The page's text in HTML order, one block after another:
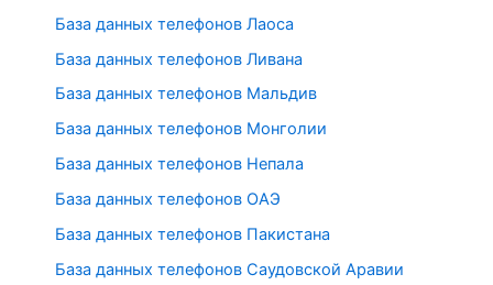
База данных телефонов Лаоса
База данных телефонов Ливана
База данных телефонов Мальдив
База данных телефонов Монголии
База данных телефонов Непала
База данных телефонов ОАЭ
База данных телефонов Пакистана
База данных телефонов Саудовской Аравии